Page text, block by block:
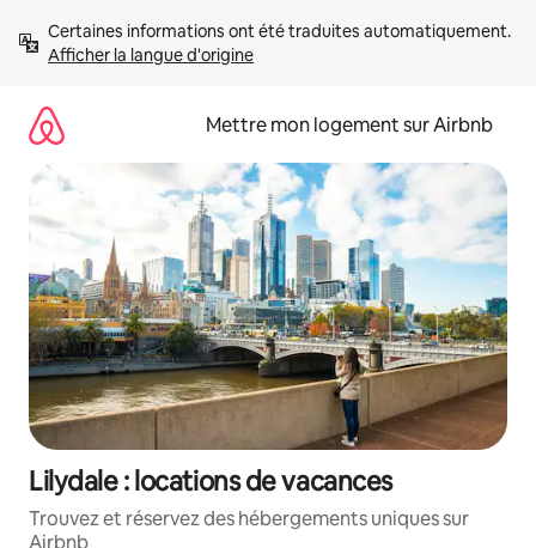
directement
Afficher la langue d'origine
Mettre mon logement sur Airbnb
Lilydale : locations de vacances
Trouvez et réservez des hébergements uniques sur
Airbnb